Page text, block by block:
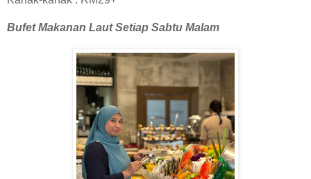
Bufet Makanan Laut Setiap Sabtu Malam